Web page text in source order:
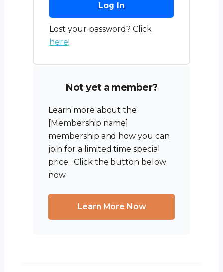
Log In
Lost your password? Click
here!
Not yet a member?
Learn more about the
[Membership name]
membership and how you can
join for a limited time special
price. Click the button below
now
Learn More Now